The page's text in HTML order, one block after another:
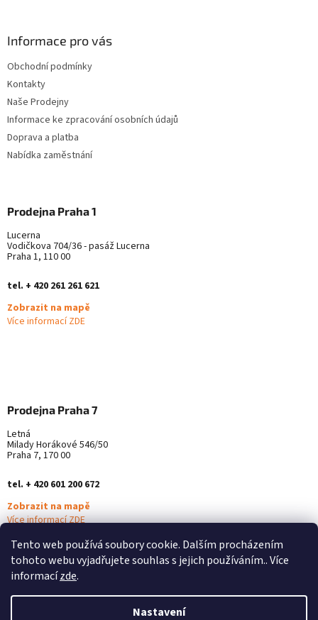
Tento web používá soubory cookie. Dalším procházením
tohoto webu vyjadřujete souhlas s jejich používáním.. Více
informacízde.
Nastavení
k
y
Informace pro vás
Obchodní podmínky
Kontakty
Naše Prodejny
Informace ke zpracování osobních údajů
Doprava a platba
Nabídka zaměstnání
Prodejna Praha 1
Lucerna
Vodičkova 704/36 - pasáž Lucerna
Praha 1, 110 00
tel. + 420 261 261 621
Zobrazit na mapě
Více informací ZDE
Prodejna Praha 7
Letná
Milady Horákové 546/50
Praha 7, 170 00
tel. + 420 601 200 672
Zobrazit na mapě
Více informací ZDE
Vytvořil Shoptet